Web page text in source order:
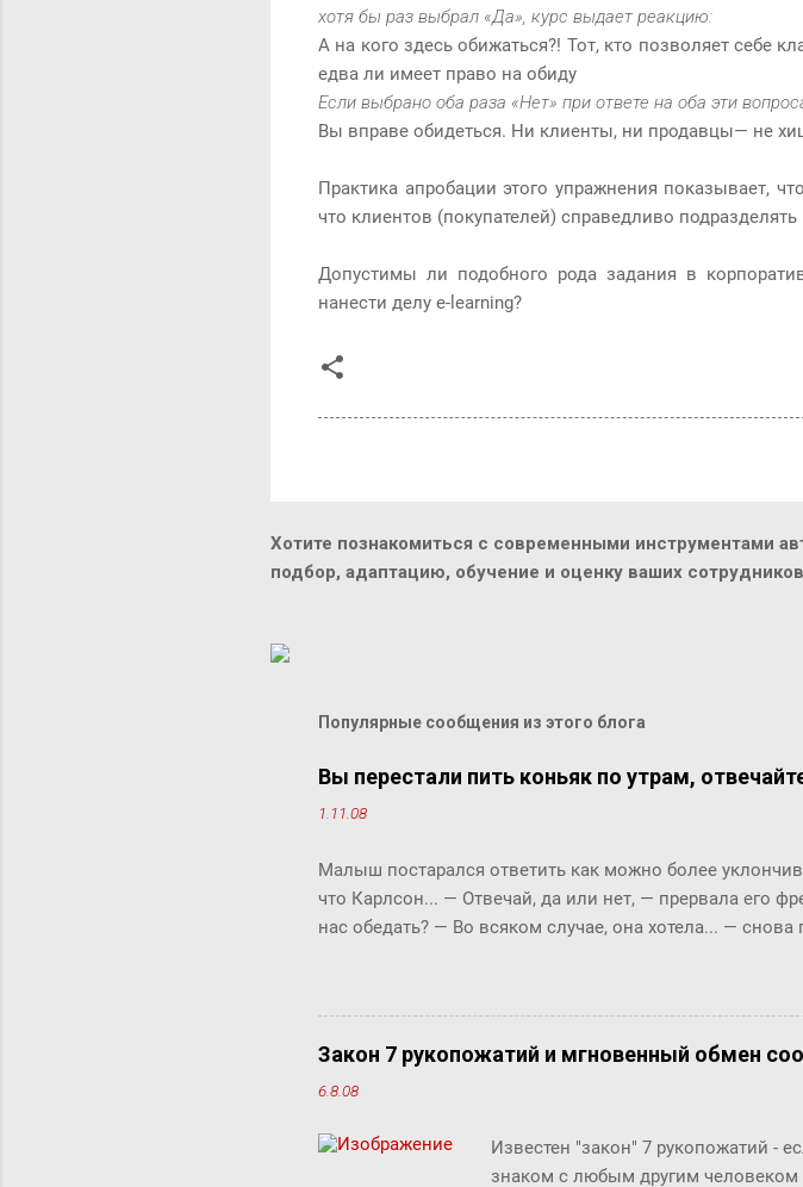
хотя бы раз выбрал «Да», курс выдает реакцию:
А на кого здесь обижаться?! Тот, кто позволяет себе
едва ли имеет право на обиду
Если выбрано оба раза «Нет» при ответе на оба эти
Вы вправе обидеться. Ни клиенты, ни продавцы— не
Практика апробации этого упражнения показывает,
что клиентов (покупателей) справедливо
Допустимы ли подобного рода задания в
нанести делу e-learning?
Хотите познакомиться с современными инструментами
подбор, адаптацию, обучение и оценку ваших
Популярные сообщения из этого блога
Вы перестали пить коньяк по утрам,
1.11.08
Малыш постарался ответить как можно более
что Карлсон... ― Отвечай, да или нет, ― прервала его
нас обедать? ― Во всяком случае, она хотела... ―
ответить «да» или «нет», по-моему, это не трудно. ―
задам тебе простой вопрос, и ты сама в этом
отвечай ― да или нет? У фрекен Бок перехватило
что-то сказать, но не могла вымолвить ни слова. ―
свой вопрос: ты перестала пить коньяк по утрам? ―
Закон 7 рукопожатий и мгновенный обмен
6.8.08
Известен "закон" 7 рукопожатий -
знаком с любым другим человеком